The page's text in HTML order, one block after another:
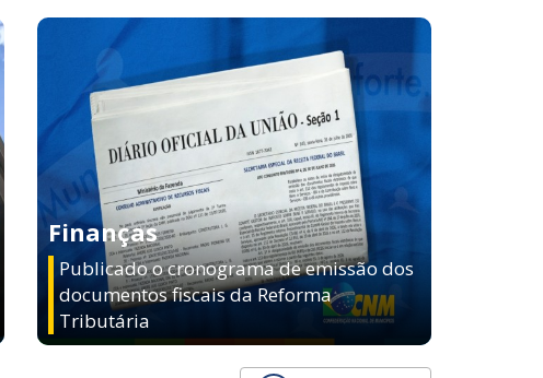
Finanças
Publicado o cronograma de emissão dos
documentos fiscais da Reforma
Tributária